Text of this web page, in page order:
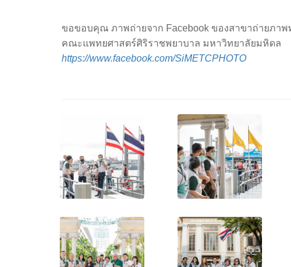
ขอขอบคุณ ภาพถ่ายจาก Facebook ของสาขาถ่ายภา
คณะแพทยศาสตร์ศิริราชพยาบาล มหาวิทยาลัยมหิดล
https://www.facebook.com/SiMETCPHOTO